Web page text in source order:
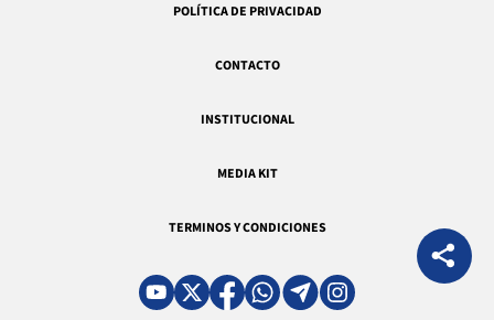
POLÍTICA DE PRIVACIDAD
CONTACTO
INSTITUCIONAL
MEDIA KIT
TERMINOS Y CONDICIONES